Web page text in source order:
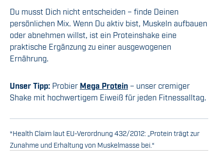
Du musst Dich nicht entscheiden – finde Deinen
persönlichen Mix. Wenn Du aktiv bist, Muskeln aufbauen
oder abnehmen willst, ist ein Proteinshake eine
praktische Ergänzung zu einer ausgewogenen
Ernährung.
Unser Tipp: Probier Mega Protein – unser cremiger
Shake mit hochwertigem Eiweiß für jeden Fitnessalltag.
*Health Claim laut EU-Verordnung 432/2012: „Protein trägt zur
Zunahme und Erhaltung von Muskelmasse bei.“